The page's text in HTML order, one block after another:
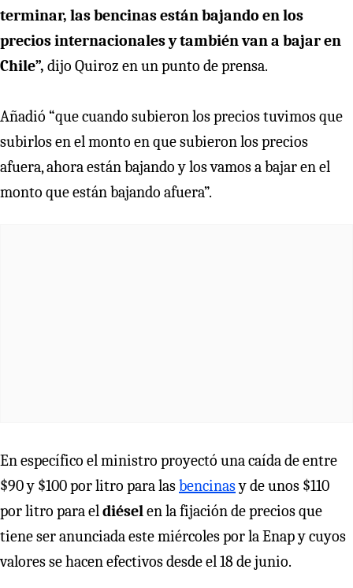
terminar, las bencinas están bajando en los
precios internacionales y también van a bajar en
Chile”, dijo Quiroz en un punto de prensa.
Añadió “que cuando subieron los precios tuvimos que
subirlos en el monto en que subieron los precios
afuera, ahora están bajando y los vamos a bajar en el
monto que están bajando afuera”.
En específico el ministro proyectó una caída de entre
$90 y $100 por litro para lasbencinasy de unos $110
por litro para eldiéselen la fijación de precios que
tiene ser anunciada este miércoles por la Enap y cuyos
valores se hacen efectivos desde el 18 de junio.